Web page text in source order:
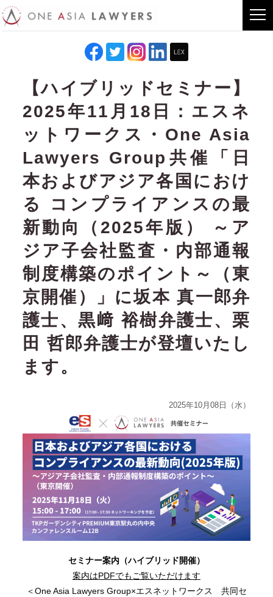
【ハイブリッドセミナー】
2025年11月18日：エスネ
ットワークス・One Asia
Lawyers Group共催「日
本およびアジア各国におけ
る コンプライアンスの最
新動向（2025年版） ～ア
ジア子会社監査・内部通報
制度構築のポイント～（東
京開催）」に坂本 真一郎弁
護士、黒﨑 裕樹弁護士、栗
田 哲郎弁護士が登壇いたし
ます。
2025年10月08日（水）
セミナー案内（ハイブリッド開催）
案内はPDFでもご覧いただけます
＜One Asia Lawyers Group×エスネットワークス 共同セ